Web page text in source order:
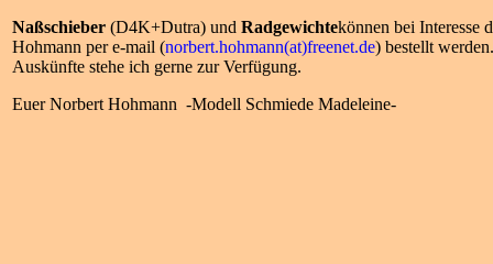
Naßschieber (D4K+Dutra) und Radgewichtekönnen bei Interesse
Hohmann per e-mail (norbert.hohmann(at)freenet.de) bestellt
Auskünfte stehe ich gerne zur Verfügung.
Euer Norbert Hohmann -Modell Schmiede Madeleine-